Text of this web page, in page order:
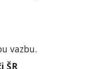
vazbu.
ŠR